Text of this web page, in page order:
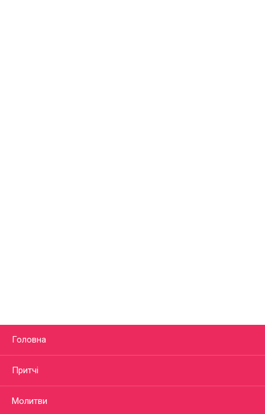
Головна
Притчі
Молитви